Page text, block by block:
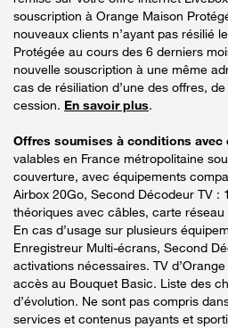
souscription à Orange Maison
nouveaux clients n’ayant pas résilié
Protégée au cours des 6 derniers
nouvelle souscription à une même
cas de résiliation d’une des offres,
cession. En savoir plus.
Offres soumises à conditions avec
valables en France métropolitaine
couverture, avec équipements
Airbox 20Go, Second Décodeur TV :
théoriques avec câbles, carte
En cas d’usage sur plusieurs
Enregistreur Multi-écrans, Second
activations nécessaires. TV
accès au Bouquet Basic. Liste des
d’évolution. Ne sont pas compris
services et contenus payants et